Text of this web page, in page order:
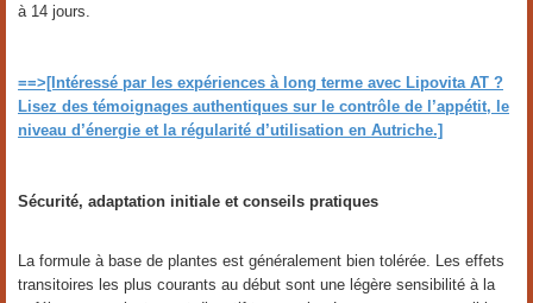
à 14 jours.
==>[Intéressé par les expériences à long terme avec Lipovita AT ?
Lisez des témoignages authentiques sur le contrôle de l’appétit, le
niveau d’énergie et la régularité d’utilisation en Autriche.]
Sécurité, adaptation initiale et conseils pratiques
La formule à base de plantes est généralement bien tolérée. Les effets
transitoires les plus courants au début sont une légère sensibilité à la